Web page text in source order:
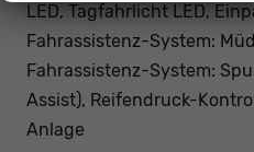
LED, Tagfahrlicht LED,
Fahrassistenz-System:
Fahrassistenz-System:
Assist), Reifendruck-
Anlage